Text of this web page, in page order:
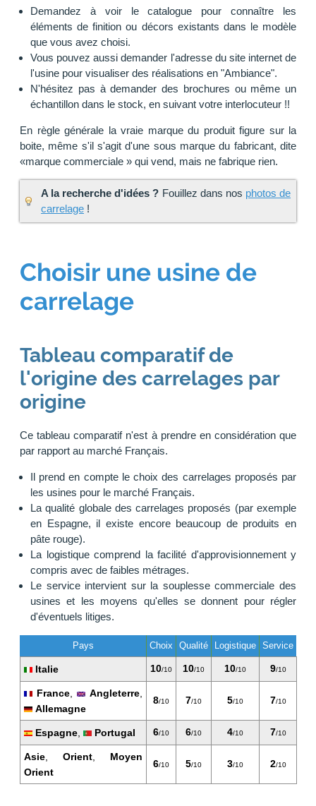
Demandez à voir le catalogue pour connaître les
éléments de finition ou décors existants dans le modèle
que vous avez choisi.
Vous pouvez aussi demander l'adresse du site internet de
l'usine pour visualiser des réalisations en "Ambiance".
N'hésitez pas à demander des brochures ou même un
échantillon dans le stock, en suivant votre interlocuteur !!
En règle générale la vraie marque du produit figure sur la
boite, même s'il s'agit d'une sous marque du fabricant, dite
«marque commerciale » qui vend, mais ne fabrique rien.
A la recherche d'idées ? Fouillez dans nos photos de
carrelage !
Choisir une usine de
carrelage
Tableau comparatif de
l'origine des carrelages par
origine
Ce tableau comparatif n'est à prendre en considération que
par rapport au marché Français.
Il prend en compte le choix des carrelages proposés par
les usines pour le marché Français.
La qualité globale des carrelages proposés (par exemple
en Espagne, il existe encore beaucoup de produits en
pâte rouge).
La logistique comprend la facilité d'approvisionnement y
compris avec de faibles métrages.
Le service intervient sur la souplesse commerciale des
usines et les moyens qu'elles se donnent pour régler
d'éventuels litiges.
Pays Choix Qualité Logistique Service
Italie 10/10 10/10 10/10 9/10
France Angleterre
Allemagne
8/10 7/10 5/10 7/10
Espagne Portugal 6/10 6/10 4/10 7/10
Asie Orient
Moyen
Orient
6/10 5/10 3/10 2/10